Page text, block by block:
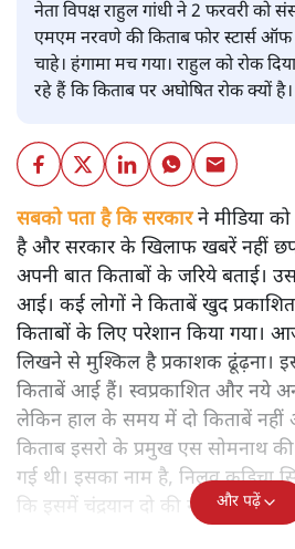
नेता विपक्ष राहुल गांधी ने 2 फरवरी को
एमएम नरवणे की किताब फोर स्टार्स
चाहे। हंगामा मच गया। राहुल को रोक
रहे हैं कि किताब पर अघोषित रोक क्यों है।
सबको पता है कि सरकारने मीडिया को
है और सरकार के खिलाफ खबरें नहीं
अपनी बात किताबों के जरिये बताई।
आई। कई लोगों ने किताबें खुद
किताबों के लिए परेशान किया गया।
लिखने से मुश्किल है प्रकाशक ढूंढ़ना।
किताबें आई हैं। स्वप्रकाशित और नये
लेकिन हाल के समय में दो किताबें
किताब इसरो के प्रमुख एस सोमनाथ
गई थी। इसका नाम है, निलवु कुडिचा
कि इसमें चंद्रयान दो की नाकामी से
और पढ़ें